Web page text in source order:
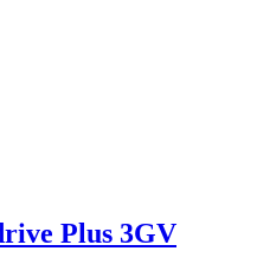
Plus 3GV